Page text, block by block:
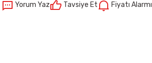
Yorum Yaz Tavsiye Et Fiyatı Alarmı